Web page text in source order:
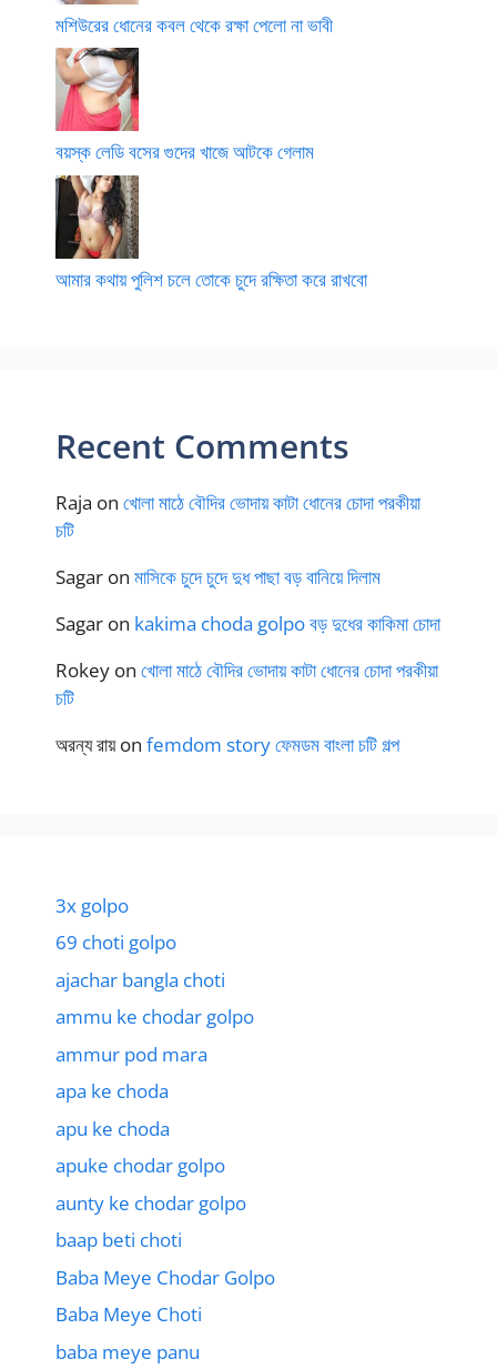
মশিউরের ধোনের কবল থেকে রক্ষা পেলো না ভাবী
বয়স্ক লেডি বসের গুদের খাজে আটকে গেলাম
আমার কথায় পুলিশ চলে তোকে চুদে রক্ষিতা করে রাখবো
Recent Comments
Raja on খোলা মাঠে বৌদির ভোদায় কাটা ধোনের চোদা পরকীয়া
চটি
Sagar on মাসিকে চুদে চুদে দুধ পাছা বড় বানিয়ে দিলাম
Sagar on kakima choda golpo বড় দুধের কাকিমা চোদা
Rokey on খোলা মাঠে বৌদির ভোদায় কাটা ধোনের চোদা পরকীয়া
চটি
অরন্য রায়on femdom story ফেমডম বাংলা চটি গল্প
3x golpo
69 choti golpo
ajachar bangla choti
ammu ke chodar golpo
ammur pod mara
apa ke choda
apu ke choda
apuke chodar golpo
aunty ke chodar golpo
baap beti choti
Baba Meye Chodar Golpo
Baba Meye Choti
baba meye panu